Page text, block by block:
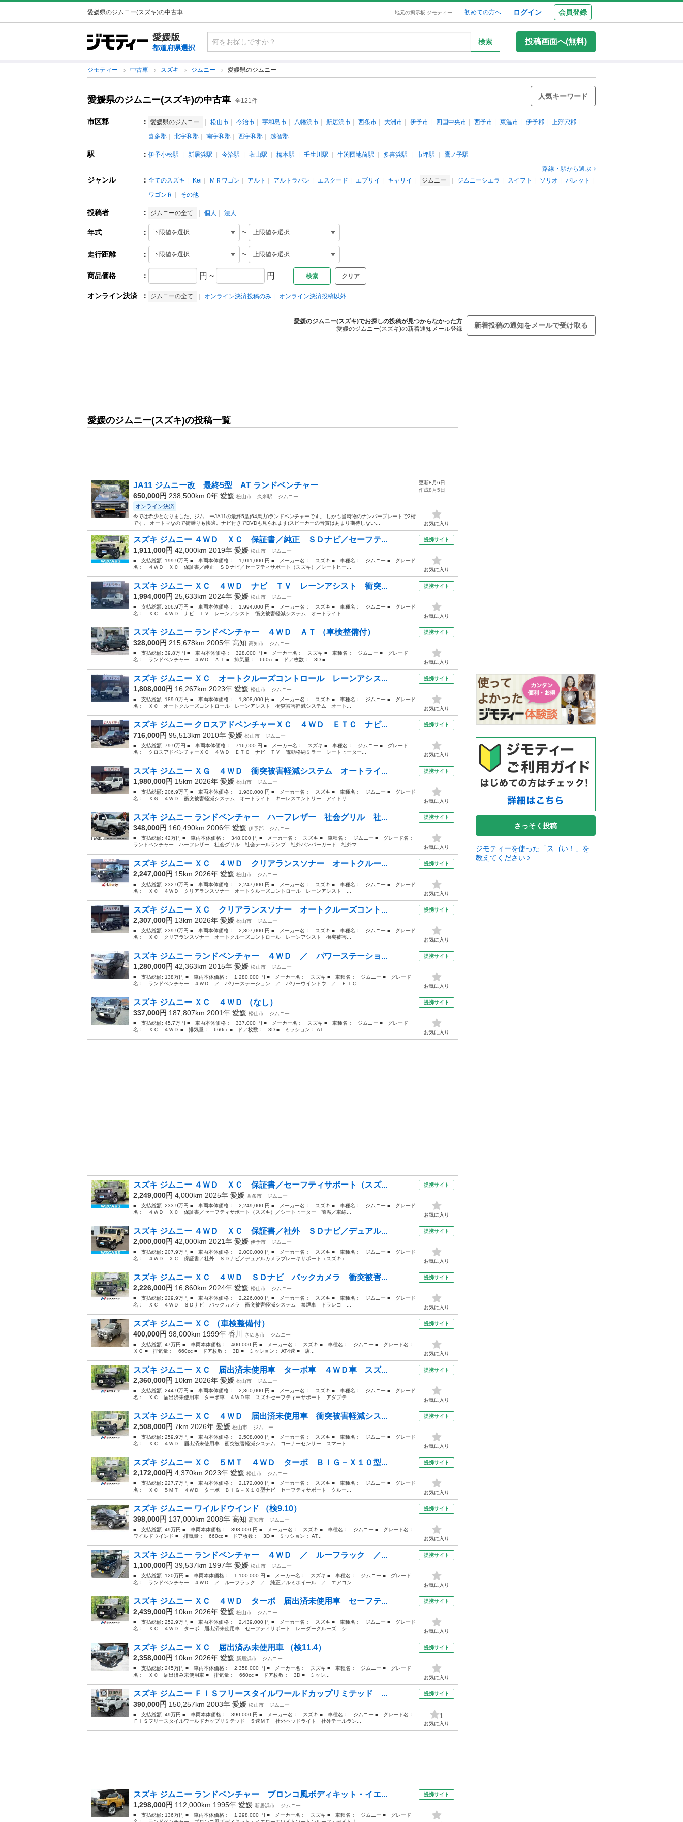
愛媛県のジムニー(スズキ)の中古車 地元の掲示板 ジモティー 初めての方へ ログイン 会員登録
愛媛版
都道府県選択
検索 投稿画面へ(無料)
ジモティー 中古車 スズキ ジムニー 愛媛県のジムニー
愛媛県のジムニー(スズキ)の中古車 全121件
人気キーワード
市区郡 ： 愛媛県のジムニー 松山市 今治市 宇和島市 八幡浜市 新居浜市 西条市 大洲市 伊予市 四国中央市 西予市 東温市 伊予郡
上浮穴郡
喜多郡
北宇和郡 南宇和郡 西宇和郡 越智郡
駅 ： 伊予小松駅 新居浜駅 今治駅 衣山駅 梅本駅 壬生川駅 牛渕団地前駅 多喜浜駅 市坪駅
鷹ノ子駅
路線・駅から選ぶ
ジャンル ： 全てのスズキ Kei ＭＲワゴン アルト アルトラパン エスクード エブリイ キャリイ ジムニー ジムニーシエラ スイフト ソリオ
パレット
ワゴンＲ
その他
投稿者 ： ジムニーの全て 個人 法人
年式 ： ~
走行距離 ： ~
商品価格 ： 円 ~ 円 クリア
オンライン決済 ： ジムニーの全て オンライン決済投稿のみ オンライン決済投稿以外
愛媛のジムニー(スズキ)でお探しの投稿が見つからなかった方
愛媛のジムニー(スズキ)の新着通知メール登録
新着投稿の通知をメールで受け取る
愛媛のジムニー(スズキ)の投稿一覧
JA11 ジムニー改 最終5型 AT ランドベンチャー
650,000円 238,500km 0年 愛媛 松山市 久米駅 ジムニー
オンライン決済
今では希少となりました、ジムニーJA11の最終5型(64馬力)ランドベンチャーです。 しかも当時物のナンバープレートで2桁
です。 オートマなので街乗りも快適。ナビ付きでDVDも見られます(スピーカーの音質はあまり期待しない...
更新8月6日
作成8月5日
お気に入り
スズキ ジムニー ４ＷＤ ＸＣ 保証書／純正 ＳＤナビ／セーフテ...
1,911,000円 42,000km 2019年 愛媛 松山市
ジムニー
■ 支払総額: 199.9万円 ■ 車両本体価格： 1,911,000 円 ■ メーカー名： スズキ ■ 車種名： ジムニー ■ グレード
名： ４ＷＤ ＸＣ 保証書／純正 ＳＤナビ／セーフティサポート（スズキ）／シートヒー...
提携サイト
お気に入り
スズキ ジムニー ＸＣ ４ＷＤ ナビ ＴＶ レーンアシスト 衝突...
1,994,000円 25,633km 2024年 愛媛 松山市
ジムニー
■ 支払総額: 206.9万円 ■ 車両本体価格： 1,994,000 円 ■ メーカー名： スズキ ■ 車種名： ジムニー ■ グレード
名： ＸＣ ４ＷＤ ナビ ＴＶ レーンアシスト 衝突被害軽減システム オートライト ...
提携サイト
お気に入り
スズキ ジムニー ランドベンチャー ４ＷＤ ＡＴ （車検整備付）
328,000円 215,678km 2005年 高知 高知市
ジムニー
■ 支払総額: 39.8万円 ■ 車両本体価格： 328,000 円 ■ メーカー名： スズキ ■ 車種名： ジムニー ■ グレード
名： ランドベンチャー ４ＷＤ ＡＴ ■ 排気量： 660cc ■ ドア枚数： 3D ■ ...
提携サイト
お気に入り
スズキ ジムニー ＸＣ オートクルーズコントロール レーンアシス...
1,808,000円 16,267km 2023年 愛媛 松山市
ジムニー
■ 支払総額: 189.9万円 ■ 車両本体価格： 1,808,000 円 ■ メーカー名： スズキ ■ 車種名： ジムニー ■ グレード
名： ＸＣ オートクルーズコントロール レーンアシスト 衝突被害軽減システム オート...
提携サイト
お気に入り
スズキ ジムニー クロスアドベンチャーＸＣ ４ＷＤ ＥＴＣ ナビ...
716,000円 95,513km 2010年 愛媛 松山市
ジムニー
■ 支払総額: 79.9万円 ■ 車両本体価格： 716,000 円 ■ メーカー名： スズキ ■ 車種名： ジムニー ■ グレード
名： クロスアドベンチャーＸＣ ４ＷＤ ＥＴＣ ナビ ＴＶ 電動格納ミラー シートヒーター...
提携サイト
お気に入り
スズキ ジムニー ＸＧ ４ＷＤ 衝突被害軽減システム オートライ...
1,980,000円 15km 2026年 愛媛 松山市
ジムニー
■ 支払総額: 206.9万円 ■ 車両本体価格： 1,980,000 円 ■ メーカー名： スズキ ■ 車種名： ジムニー ■ グレード
名： ＸＧ ４ＷＤ 衝突被害軽減システム オートライト キーレスエントリー アイドリ...
提携サイト
お気に入り
スズキ ジムニー ランドベンチャー ハーフレザー 社会グリル 社...
348,000円 160,490km 2006年 愛媛 伊予郡
ジムニー
■ 支払総額: 42万円 ■ 車両本体価格： 348,000 円 ■ メーカー名： スズキ ■ 車種名： ジムニー ■ グレード名：
ランドベンチャー ハーフレザー 社会グリル 社会テールランプ 社外バンパーガード 社外マ...
提携サイト
お気に入り
スズキ ジムニー ＸＣ ４ＷＤ クリアランスソナー オートクルー...
2,247,000円 15km 2026年 愛媛 松山市
ジムニー
■ 支払総額: 232.9万円 ■ 車両本体価格： 2,247,000 円 ■ メーカー名： スズキ ■ 車種名： ジムニー ■ グレード
名： ＸＣ ４ＷＤ クリアランスソナー オートクルーズコントロール レーンアシスト ...
提携サイト
お気に入り
スズキ ジムニー ＸＣ クリアランスソナー オートクルーズコント...
2,307,000円 13km 2026年 愛媛 松山市
ジムニー
■ 支払総額: 239.9万円 ■ 車両本体価格： 2,307,000 円 ■ メーカー名： スズキ ■ 車種名： ジムニー ■ グレード
名： ＸＣ クリアランスソナー オートクルーズコントロール レーンアシスト 衝突被害...
提携サイト
お気に入り
スズキ ジムニー ランドベンチャー ４ＷＤ ／ パワーステーショ...
1,280,000円 42,363km 2015年 愛媛 松山市
ジムニー
■ 支払総額: 138万円 ■ 車両本体価格： 1,280,000 円 ■ メーカー名： スズキ ■ 車種名： ジムニー ■ グレード
名： ランドベンチャー ４ＷＤ ／ パワーステーション ／ パワーウインドウ ／ ＥＴＣ...
提携サイト
お気に入り
スズキ ジムニー ＸＣ ４ＷＤ （なし）
337,000円 187,807km 2001年 愛媛 松山市
ジムニー
■ 支払総額: 45.7万円 ■ 車両本体価格： 337,000 円 ■ メーカー名： スズキ ■ 車種名： ジムニー ■ グレード
名： ＸＣ ４ＷＤ ■ 排気量： 660cc ■ ドア枚数： 3D ■ ミッション： AT...
提携サイト
お気に入り
スズキ ジムニー ４ＷＤ ＸＣ 保証書／セーフティサポート（スズ...
2,249,000円 4,000km 2025年 愛媛 西条市
ジムニー
■ 支払総額: 233.9万円 ■ 車両本体価格： 2,249,000 円 ■ メーカー名： スズキ ■ 車種名： ジムニー ■ グレード
名： ４ＷＤ ＸＣ 保証書／セーフティサポート（スズキ）／シートヒーター 前席／車線...
提携サイト
お気に入り
スズキ ジムニー ４ＷＤ ＸＣ 保証書／社外 ＳＤナビ／デュアル...
2,000,000円 42,000km 2021年 愛媛 伊予市
ジムニー
■ 支払総額: 207.9万円 ■ 車両本体価格： 2,000,000 円 ■ メーカー名： スズキ ■ 車種名： ジムニー ■ グレード
名： ４ＷＤ ＸＣ 保証書／社外 ＳＤナビ／デュアルカメラブレーキサポート（スズキ）...
提携サイト
お気に入り
スズキ ジムニー ＸＣ ４ＷＤ ＳＤナビ バックカメラ 衝突被害...
2,226,000円 16,860km 2024年 愛媛 松山市
ジムニー
■ 支払総額: 229.9万円 ■ 車両本体価格： 2,226,000 円 ■ メーカー名： スズキ ■ 車種名： ジムニー ■ グレード
名： ＸＣ ４ＷＤ ＳＤナビ バックカメラ 衝突被害軽減システム 禁煙車 ドラレコ ...
提携サイト
お気に入り
スズキ ジムニー ＸＣ （車検整備付）
400,000円 98,000km 1999年 香川 さぬき市
ジムニー
■ 支払総額: 47万円 ■ 車両本体価格： 400,000 円 ■ メーカー名： スズキ ■ 車種名： ジムニー ■ グレード名：
ＸＣ ■ 排気量： 660cc ■ ドア枚数： 3D ■ ミッション： AT4速 ■ 店...
提携サイト
お気に入り
スズキ ジムニー ＸＣ 届出済未使用車 ターボ車 ４ＷＤ車 スズ...
2,360,000円 10km 2026年 愛媛 松山市
ジムニー
■ 支払総額: 244.9万円 ■ 車両本体価格： 2,360,000 円 ■ メーカー名： スズキ ■ 車種名： ジムニー ■ グレード
名： ＸＣ 届出済未使用車 ターボ車 ４ＷＤ車 スズキセーフティーサポート アダプテ...
提携サイト
お気に入り
スズキ ジムニー ＸＣ ４ＷＤ 届出済未使用車 衝突被害軽減シス...
2,508,000円 7km 2026年 愛媛 松山市
ジムニー
■ 支払総額: 259.9万円 ■ 車両本体価格： 2,508,000 円 ■ メーカー名： スズキ ■ 車種名： ジムニー ■ グレード
名： ＸＣ ４ＷＤ 届出済未使用車 衝突被害軽減システム コーナーセンサー スマート...
提携サイト
お気に入り
スズキ ジムニー ＸＣ ５ＭＴ ４ＷＤ ターボ ＢＩＧ－Ｘ１０型...
2,172,000円 4,370km 2023年 愛媛 松山市
ジムニー
■ 支払総額: 227.7万円 ■ 車両本体価格： 2,172,000 円 ■ メーカー名： スズキ ■ 車種名： ジムニー ■ グレード
名： ＸＣ ５ＭＴ ４ＷＤ ターボ ＢＩＧ－Ｘ１０型ナビ セーフティサポート クルー...
提携サイト
お気に入り
スズキ ジムニー ワイルドウインド （検9.10）
398,000円 137,000km 2008年 高知 高知市
ジムニー
■ 支払総額: 49万円 ■ 車両本体価格： 398,000 円 ■ メーカー名： スズキ ■ 車種名： ジムニー ■ グレード名：
ワイルドウインド ■ 排気量： 660cc ■ ドア枚数： 3D ■ ミッション： AT...
提携サイト
お気に入り
スズキ ジムニー ランドベンチャー ４ＷＤ ／ ルーフラック ／...
1,100,000円 39,537km 1997年 愛媛 松山市
ジムニー
■ 支払総額: 120万円 ■ 車両本体価格： 1,100,000 円 ■ メーカー名： スズキ ■ 車種名： ジムニー ■ グレード
名： ランドベンチャー ４ＷＤ ／ ルーフラック ／ 純正アルミホイール ／ エアコン ...
提携サイト
お気に入り
スズキ ジムニー ＸＣ ４ＷＤ ターボ 届出済未使用車 セーフテ...
2,439,000円 10km 2026年 愛媛 松山市
ジムニー
■ 支払総額: 252.9万円 ■ 車両本体価格： 2,439,000 円 ■ メーカー名： スズキ ■ 車種名： ジムニー ■ グレード
名： ＸＣ ４ＷＤ ターボ 届出済未使用車 セーフティサポート レーダークルーズ シ...
提携サイト
お気に入り
スズキ ジムニー ＸＣ 届出済み未使用車 （検11.4）
2,358,000円 10km 2026年 愛媛 新居浜市
ジムニー
■ 支払総額: 245万円 ■ 車両本体価格： 2,358,000 円 ■ メーカー名： スズキ ■ 車種名： ジムニー ■ グレード
名： ＸＣ 届出済み未使用車 ■ 排気量： 660cc ■ ドア枚数： 3D ■ ミッシ...
提携サイト
お気に入り
スズキ ジムニー ＦＩＳフリースタイルワールドカップリミテッド ...
390,000円 150,257km 2003年 愛媛 松山市
ジムニー
■ 支払総額: 49万円 ■ 車両本体価格： 390,000 円 ■ メーカー名： スズキ ■ 車種名： ジムニー ■ グレード名：
ＦＩＳフリースタイルワールドカップリミテッド ５速ＭＴ 社外ヘッドライト 社外テールラン...
提携サイト
1
お気に入り
スズキ ジムニー ランドベンチャー ブロンコ風ボディキット・イエ...
1,298,000円 112,000km 1995年 愛媛 新居浜市
ジムニー
■ 支払総額: 136万円 ■ 車両本体価格： 1,298,000 円 ■ メーカー名： スズキ ■ 車種名： ジムニー ■ グレード
提携サイト
さっそく投稿
ジモティーを使った「スゴい！」を
教えてください